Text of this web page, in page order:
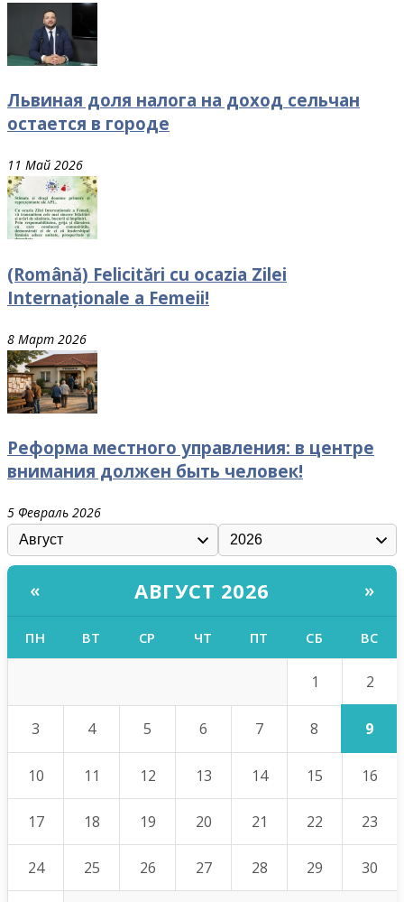
Львиная доля налога на доход сельчан
остается в городе
11 Май 2026
(Română) Felicitări cu ocazia Zilei
Internaționale a Femeii!
8 Март 2026
Реформа местного управления: в центре
внимания должен быть человек!
5 Февраль 2026
« АВГУСТ 2026 »
ПН ВТ СР ЧТ ПТ СБ ВС
1 2
3 4 5 6 7 8 9
10 11 12 13 14 15 16
17 18 19 20 21 22 23
24 25 26 27 28 29 30